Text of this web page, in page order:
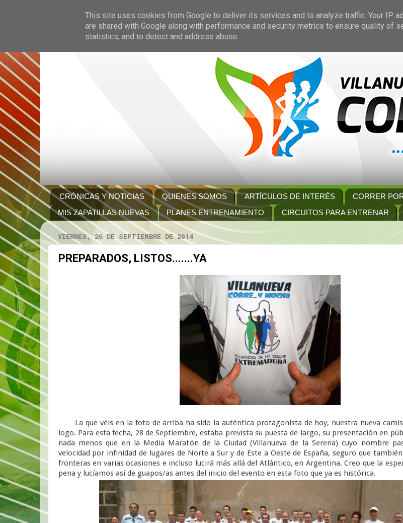
CRÓNICAS Y NOTICIAS QUIENES SOMOS ARTÍCULOS DE INTERÉS CORRER
MIS ZAPATILLAS NUEVAS
PLANES ENTRENAMIENTO CIRCUITOS PARA ENTRENAR
VIERNES, 26 DE SEPTIEMBRE DE 2014
PREPARADOS, LISTOS.......YA
La que véis en la foto de arriba ha sido la auténtica protagonista de hoy, nuestra nueva
logo. Para esta fecha, 28 de Septiembre, estaba prevista su puesta de largo, su presentación en
nada menos que en la Media Maratón de la Ciudad (Villanueva de la Serena) cuyo nombre
velocidad por infinidad de lugares de Norte a Sur y de Este a Oeste de España, seguro que
fronteras en varias ocasiones e incluso lucirá más allá del Atlántico, en Argentina. Creo que la
pena y lucíamos así de guapos/as antes del inicio del evento en esta foto que ya es histórica.
This site uses cookies from Google to deliver its services and to analyze traffic. Your IP
are shared with Google along with performance and security metrics to ensure quality of
statistics, and to detect and address abuse.